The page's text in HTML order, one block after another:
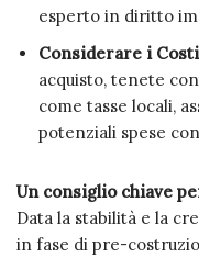
esperto in diritto
Considerare i
acquisto, tenete
come tasse locali,
potenziali spese
Un consiglio chiave
Data la stabilità e la
in fase di pre-